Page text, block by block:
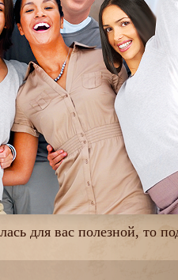
для вас полезной, то